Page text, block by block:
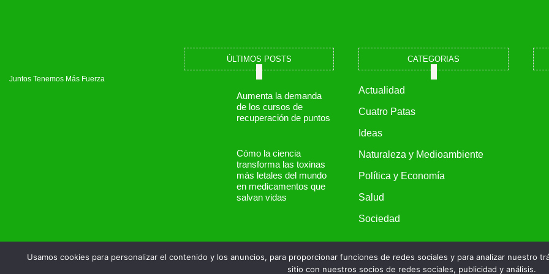
Juntos Tenemos Más Fuerza
ÚLTIMOS POSTS
Aumenta la demanda
de los cursos de
recuperación de puntos
Cómo la ciencia
transforma las toxinas
más letales del mundo
en medicamentos que
salvan vidas
CATEGORIAS
Actualidad
Cuatro Patas
Ideas
Naturaleza y Medioambiente
Política y Economía
Salud
Sociedad
Usamos cookies para personalizar el contenido y los anuncios, para proporcionar funciones de redes sociales y para analizar nuestro
sitio con nuestros socios de redes sociales, publicidad y análisis.